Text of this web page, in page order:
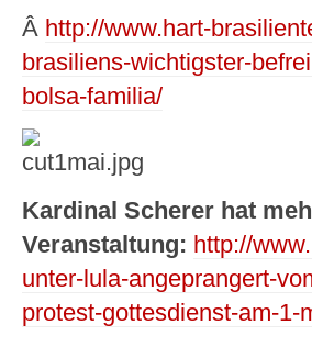
Â http://www.hart-
brasiliens-wichtigster-
bolsa-familia/
Kardinal Scherer hat
Veranstaltung: http://
unter-lula-angeprangert-
protest-gottesdienst-am-1-